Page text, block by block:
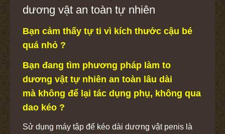
dương vật an toàn tự nhiên
Bạn cảm thấy tự ti vì kích thước cậu bé
quá nhỏ ?
Bạn đang tìm phương pháp làm to
dương vật tự nhiên an toàn lâu dài
mà không để lại tác dụng phụ, không qua
dao kéo ?
Sử dụng máy tập để kéo dài dương vật penis là